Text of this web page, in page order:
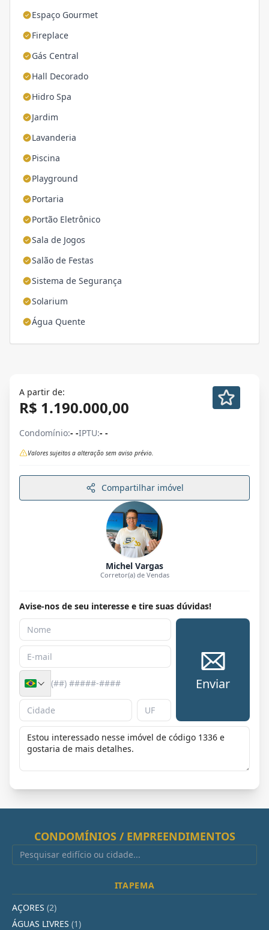
Espaço Gourmet
Fireplace
Gás Central
Hall Decorado
Hidro Spa
Jardim
Lavanderia
Piscina
Playground
Portaria
Portão Eletrônico
Sala de Jogos
Salão de Festas
Sistema de Segurança
Solarium
Água Quente
A partir de:
R$ 1.190.000,00
Condomínio:- -IPTU:- -
Valores sujeitos a alteração sem aviso prévio.
Compartilhar imóvel
Michel Vargas
Corretor(a) de Vendas
Avise-nos de seu interesse e tire suas dúvidas!
Enviar
CONDOMÍNIOS / EMPREENDIMENTOS
ITAPEMA
AÇORES (2)
ÁGUAS LIVRES (1)